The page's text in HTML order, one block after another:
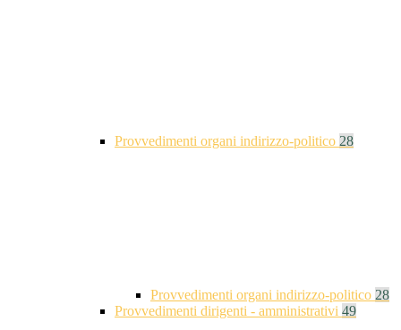
Provvedimenti organi indirizzo-politico 28
Provvedimenti organi indirizzo-politico 28
Provvedimenti dirigenti - amministrativi 49